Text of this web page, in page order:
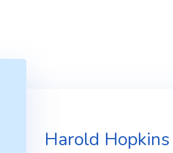
Harold Hopkins